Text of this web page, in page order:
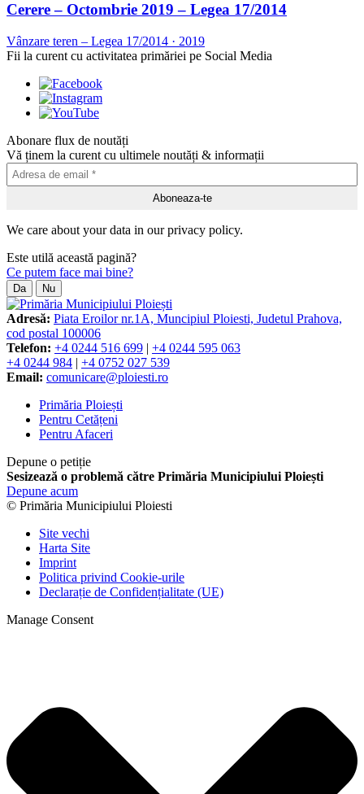
Cerere – Octombrie 2019 – Legea 17/2014
Vânzare teren – Legea 17/2014 · 2019
Fii la curent cu activitatea primăriei pe Social Media
Abonare flux de noutăți
Vă ținem la curent cu ultimele noutăți & informații
We care about your data in our privacy policy.
Este utilă această pagină?
Ce putem face mai bine?
Da Nu
Adresă: Piata Eroilor nr.1A, Muncipiul Ploiesti, Judetul Prahova,
cod postal 100006
Telefon: +4 0244 516 699 | +4 0244 595 063
+4 0244 984 | +4 0752 027 539
Email: comunicare@ploiesti.ro
Primăria Ploiești
Pentru Cetățeni
Pentru Afaceri
Depune o petiție
Sesizează o problemă către Primăria Municipiului Ploiești
Depune acum
© Primăria Municipiului Ploiesti
Site vechi
Harta Site
Imprint
Politica privind Cookie-urile
Declarație de Confidențialitate (UE)
Manage Consent